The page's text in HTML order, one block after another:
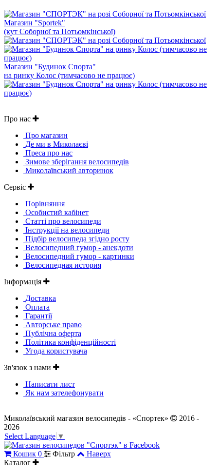
Магазин "Sportek"
(кут Соборної та Потьомкінської)
Магазин "Будинок Спорта"
на ринку Колос (тимчасово не працює)
Про нас
Про магазин
Де ми в Миколаєві
Преса про нас
Зимове зберігання велосипедів
Миколаївський авторинок
Сервіс
Порівняння
Особистий кабінет
Статті про велосипеди
Інструкції на велосипеди
Підбір велосипеда згідно росту
Велосипедний гумор - анекдоти
Велосипедний гумор - картинки
Велосипедная история
Інформація
Доставка
Оплата
Гарантії
Авторське право
Публічна оферта
Політика конфіденційності
Угода користувача
Зв'язок з нами
Написати лист
Як нам зателефонувати
Миколаївський магазин велосипедів - «Спортек»
2016 -
2026
Select Language ▼
Кошик 0 Фільтр
Наверх
Каталог